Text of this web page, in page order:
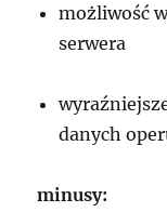
możliwość
serwera
danych
minusy: